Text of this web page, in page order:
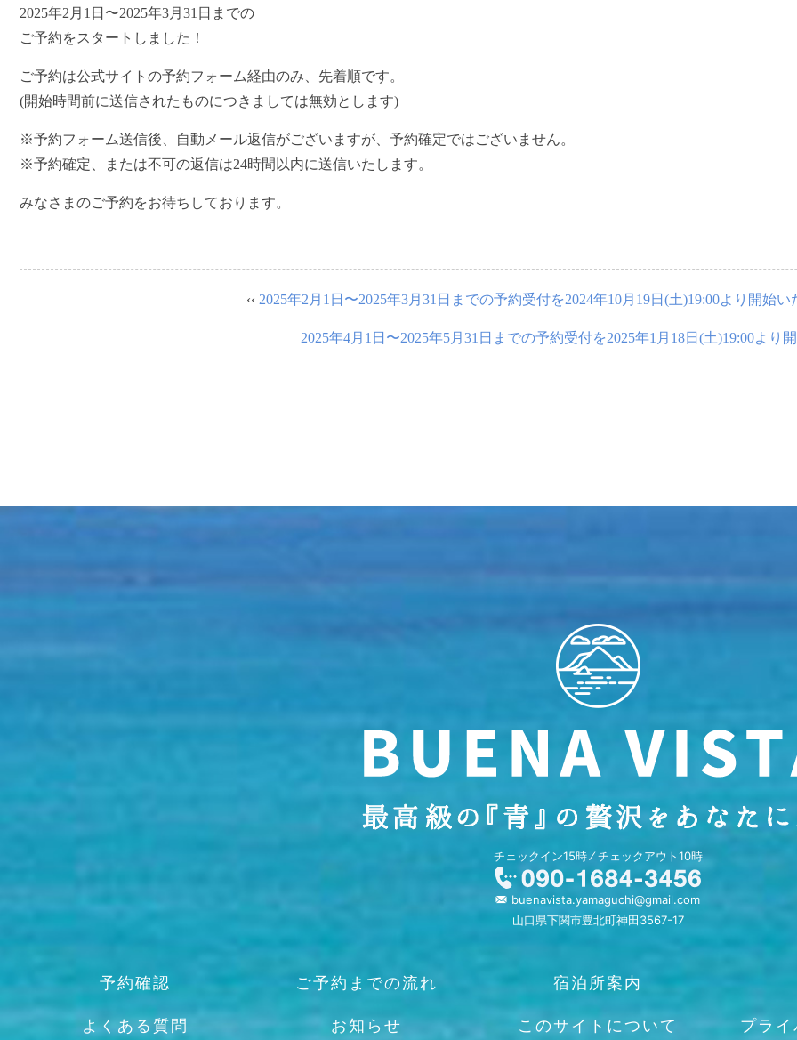
2025年2月1日〜2025年3月31日までの
ご予約をスタートしました！
ご予約は公式サイトの予約フォーム経由のみ、先着順です。
(開始時間前に送信されたものにつきましては無効とします)
※予約フォーム送信後、自動メール返信がございますが、予約確定ではございません。
※予約確定、または不可の返信は24時間以内に送信いたします。
みなさまのご予約をお待ちしております。
‹‹ 2025年2月1日〜2025年3月31日までの予約受付を2024年10月19日(土)19:00より開始い
2025年4月1日〜2025年5月31日までの予約受付を2025年1月18日(土)19:00より
チェックイン15時 ⁄ チェックアウト10時
buenavista.yamaguchi@gmail.com
山口県下関市豊北町神田3567-17
予約確認 ご予約までの流れ 宿泊所案内
よくある質問 お知らせ このサイトについて プラ